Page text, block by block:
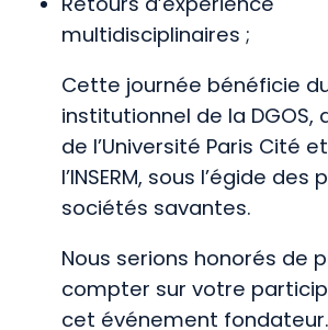
multidisciplinaires ;
Cette journée bénéficie
institutionnel de la DGOS,
de l’Université Paris Cité
l’INSERM, sous l’égide des
sociétés savantes.
Nous serions honorés de
compter sur votre
cet événement fondateur.